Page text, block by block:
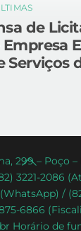
de
Serviços
Back
To
Top
299 – Poço –
3221-2086
/
6866
Horário de